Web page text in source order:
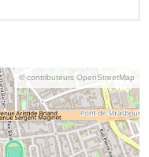
© contributeurs OpenStreetMap